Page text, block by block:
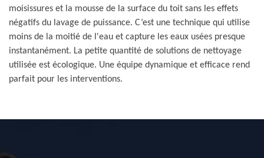
moisissures et la mousse de la surface du toit sans les effets
négatifs du lavage de puissance. C’est une technique qui utilise
moins de la moitié de l'eau et capture les eaux usées presque
instantanément. La petite quantité de solutions de nettoyage
utilisée est écologique. Une équipe dynamique et efficace rend
parfait pour les interventions.